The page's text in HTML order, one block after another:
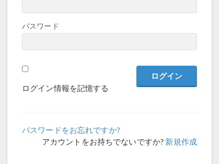
パスワード
ログイン情報を記憶する
パスワードをお忘れですか?
アカウントをお持ちでないですか? 新規作成